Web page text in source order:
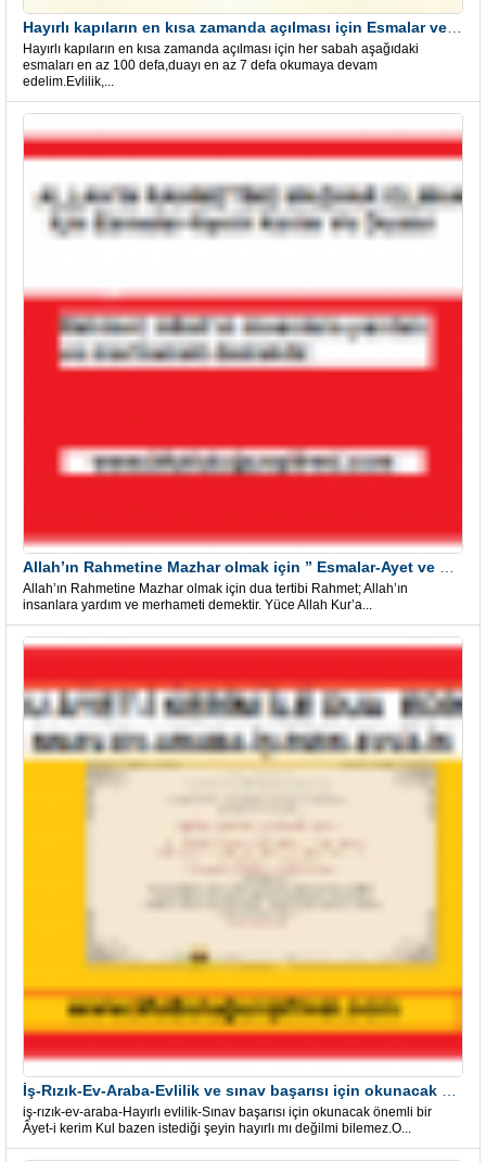
Hayırlı kapıların en kısa zamanda açılması için her sabah aşağıdaki
esmaları en az 100 defa,duayı en az 7 defa okumaya devam
edelim.Evlilik,...
Allah’ın Rahmetine Mazhar olmak için dua tertibi Rahmet; Allah’ın
insanlara yardım ve merhameti demektir. Yüce Allah Kur’a...
iş-rızık-ev-araba-Hayırlı evlilik-Sınav başarısı için okunacak önemli bir
Âyet-i kerim Kul bazen istediği şeyin hayırlı mı değilmi bilemez.O...